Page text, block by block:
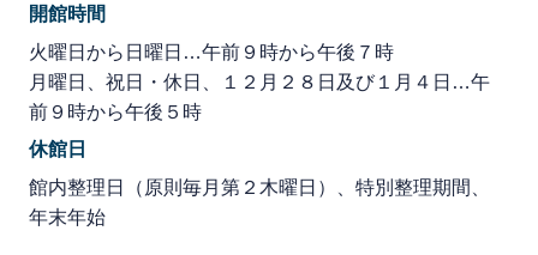
開館時間
火曜日から日曜日…午前９時から午後７時
月曜日、祝日・休日、１２月２８日及び１月４日…午
前９時から午後５時
休館日
館内整理日（原則毎月第２木曜日）、特別整理期間、
年末年始